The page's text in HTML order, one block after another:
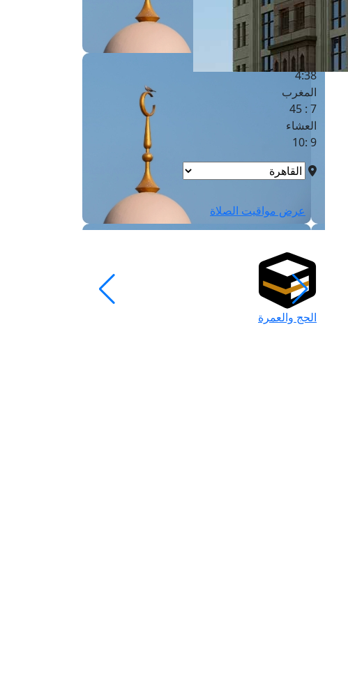
6 :17
الظهر
1 : 1
العصر
4:38
المغرب
7 : 45
العشاء
9 :10
عرض مواقيت الصلاة
الحج والعمرة